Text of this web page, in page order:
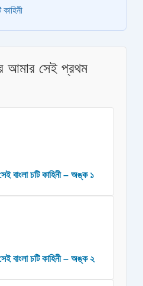
আমার সেই প্রথম
বাংলা চটি কাহিনী – অঙ্ক ১
বাংলা চটি কাহিনী – অঙ্ক ২